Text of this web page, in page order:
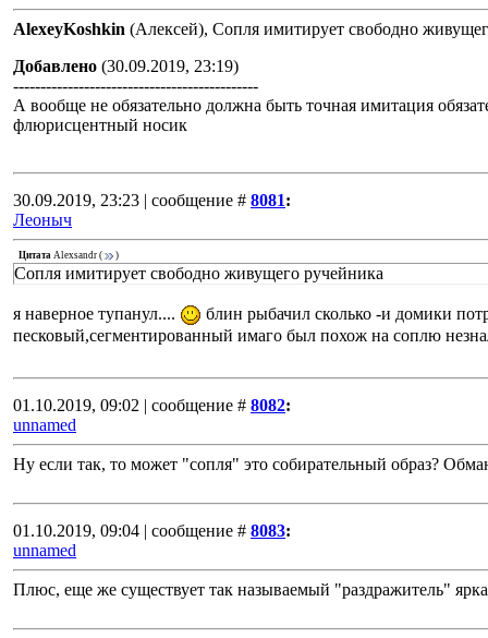
AlexeyKoshkin (Алексей), Сопля имитирует свободно
Добавлено (30.09.2019, 23:19)
---------------------------------------------
А вообще не обязательно должна быть точная имитация
флюрисцентный носик
30.09.2019, 23:23 | сообщение # 8081:
Леоныч
Цитата Alexsandr ( )
Сопля имитирует свободно живущего ручейника
я наверное тупанул....
блин рыбачил сколько -и домики
песковый,сегментированный имаго был похож на соплю
01.10.2019, 09:02 | сообщение # 8082:
unnamed
Ну если так, то может "сопля" это собирательный образ?
01.10.2019, 09:04 | сообщение # 8083:
unnamed
Плюс, еще же существует так называемый "раздражитель"